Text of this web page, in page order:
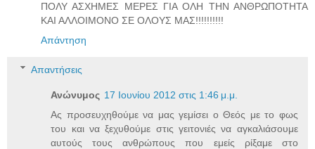
ΠΟΛΥ ΑΣΧΗΜΕΣ ΜΕΡΕΣ ΓΙΑ ΟΛΗ ΤΗΝ ΑΝΘΡΩΠΟΤΗΤΑ
ΚΑΙ ΑΛΛΟΙΜΟΝΟ ΣΕ ΟΛΟΥΣ ΜΑΣ!!!!!!!!!!
Απάντηση
Απαντήσεις
Ανώνυμος 17 Ιουνίου 2012 στις 1:46 μ.μ.
Ας προσευχηθούμε να μας γεμίσει ο Θεός με το φως
του και να ξεχυθούμε στις γειτονιές να αγκαλιάσουμε
αυτούς τους ανθρώπους που εμείς ρίξαμε στο